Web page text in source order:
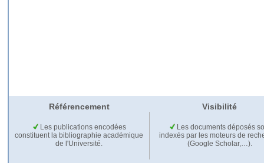
Référencement Visibilité
Les publications encodées
constituent la bibliographie académique
de l'Université.
Les documents déposés
indexés par les moteurs de
(Google Scholar,…).